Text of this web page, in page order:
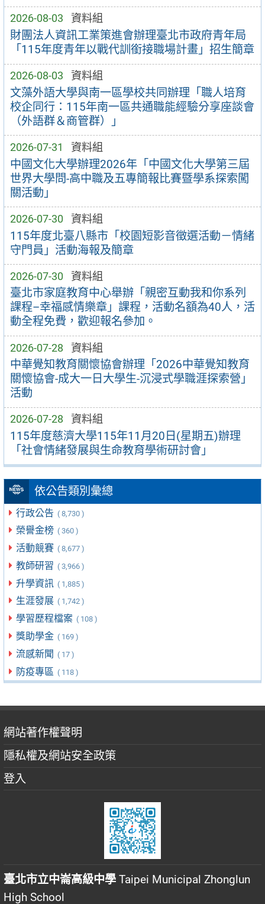
2026-08-03 資料組
財團法人資訊工業策進會辦理臺北市政府青年局
「115年度青年以戰代訓銜接職場計畫」招生簡章
2026-08-03 資料組
文藻外語大學與南一區學校共同辦理「職人培育
校企同行：115年南一區共通職能經驗分享座談會
（外語群＆商管群）」
2026-07-31 資料組
中國文化大學辦理2026年「中國文化大學第三屆
世界大學問-高中職及五專簡報比賽暨學系探索闖
關活動」
2026-07-30 資料組
115年度北臺八縣市「校園短影音徵選活動－情緒
守門員」活動海報及簡章
2026-07-30 資料組
臺北市家庭教育中心舉辦「親密互動我和你系列
課程–幸福感情樂章」課程，活動名額為40人，活
動全程免費，歡迎報名參加。
2026-07-28 資料組
中華覺知教育關懷協會辦理「2026中華覺知教育
關懷協會-成大一日大學生-沉浸式學職涯探索營」
活動
2026-07-28 資料組
115年度慈濟大學115年11月20日(星期五)辦理
「社會情緒發展與生命教育學術研討會」
依公告類別彙總
行政公告 ( 8,730 )
榮譽金榜 ( 360 )
活動競賽 ( 8,677 )
教師研習 ( 3,966 )
升學資訊 ( 1,885 )
生涯發展 ( 1,742 )
學習歷程檔案 ( 108 )
獎助學金 ( 169 )
流感新聞 ( 17 )
防疫專區 ( 118 )
網站著作權聲明
隱私權及網站安全政策
登入
臺北市立中崙高級中學 Taipei Municipal Zhonglun
High School